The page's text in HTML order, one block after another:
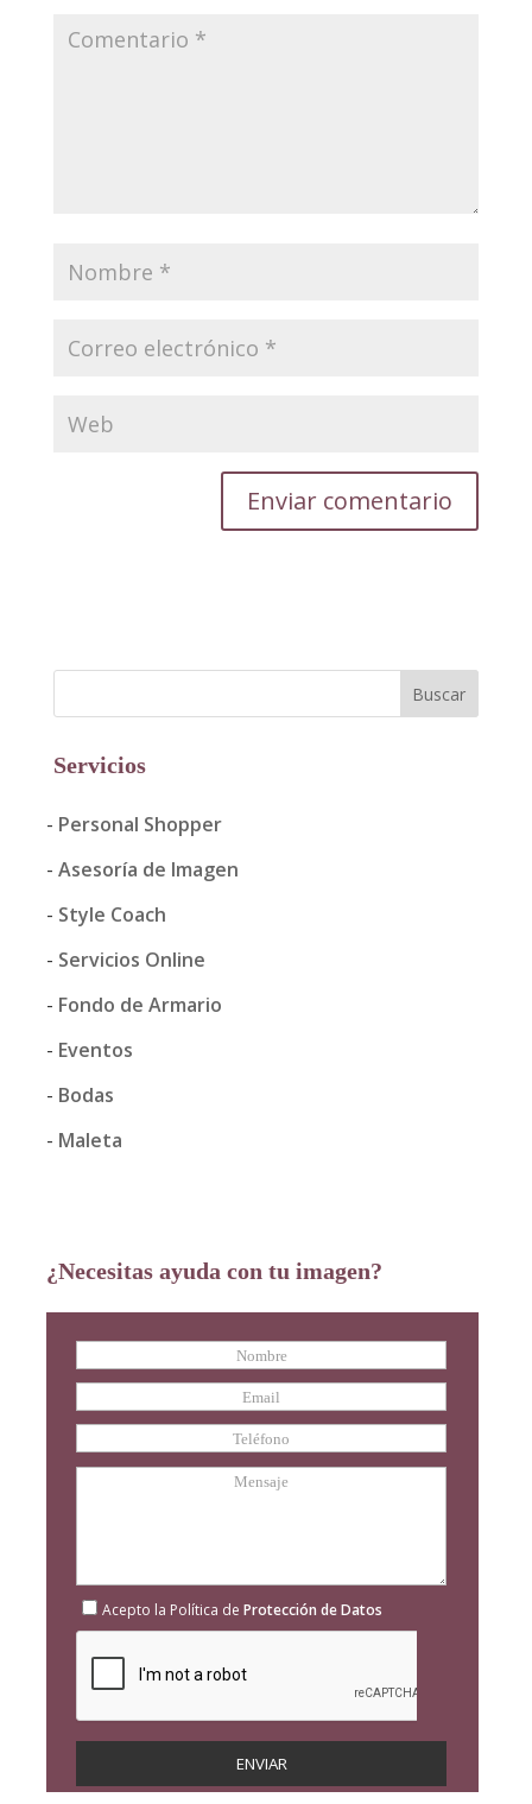
Servicios
Personal Shopper
Asesoría de Imagen
Style Coach
Servicios Online
Fondo de Armario
Eventos
Bodas
Maleta
¿Necesitas ayuda con tu imagen?
Acepto la Política deProtección de Datos